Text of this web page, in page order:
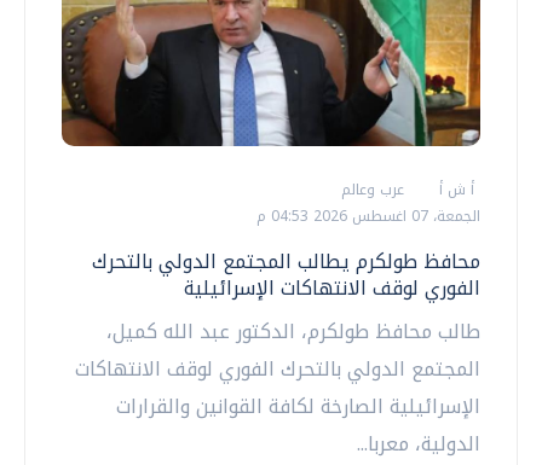
أ ش أ
عرب وعالم
الجمعة، 07 اغسطس 2026 04:53 م
محافظ طولكرم يطالب المجتمع الدولي بالتحرك
الفوري لوقف الانتهاكات الإسرائيلية
طالب محافظ طولكرم، الدكتور عبد الله كميل،
المجتمع الدولي بالتحرك الفوري لوقف الانتهاكات
الإسرائيلية الصارخة لكافة القوانين والقرارات
الدولية، معربا...